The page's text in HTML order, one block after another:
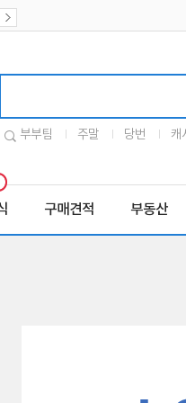
부부팀 주말 당번 캐
구매견적 부동산